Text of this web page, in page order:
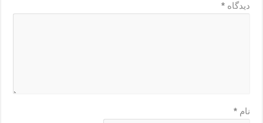
دیدگاه*
نام*